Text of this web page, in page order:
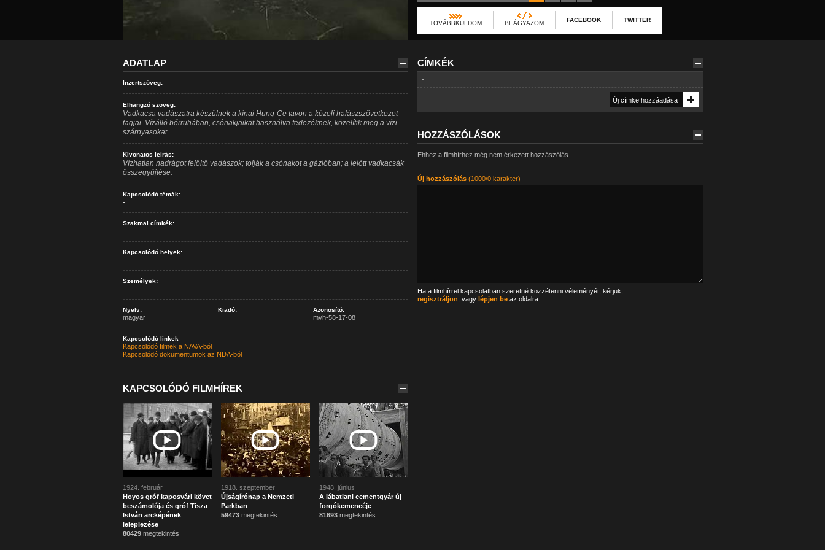
TOVÁBBKÜLDÖM BEÁGYAZOM FACEBOOK TWITTER
ADATLAP
Inzertszöveg:
Elhangzó szöveg:
Vadkacsa vadászatra készülnek a kínai Hung-Ce tavon a közeli halászszövetkezet
tagjai. Vízálló bőrruhában, csónakjaikat használva fedezéknek, közelítik meg a vízi
szárnyasokat.
Kivonatos leírás:
Vízhatlan nadrágot felöltő vadászok; tolják a csónakot a gázlóban; a lelőtt vadkacsák
összegyűjtése.
Kapcsolódó témák:
-
Szakmai címkék:
-
Kapcsolódó helyek:
-
Személyek:
-
Nyelv:
magyar
Kiadó: Azonosító:
mvh-58-17-08
Kapcsolódó linkek
Kapcsolódó filmek a NAVA-ból
Kapcsolódó dokumentumok az NDA-ból
KAPCSOLÓDÓ FILMHÍREK
1924. február
Hoyos gróf kaposvári követ
beszámolója és gróf Tisza
István arcképének
leleplezése
80429megtekintés
1918. szeptember
Újságírónap a Nemzeti
Parkban
59473megtekintés
1948. június
A lábatlani cementgyár új
forgókemencéje
81693megtekintés
CÍMKÉK
-
HOZZÁSZÓLÁSOK
Ehhez a filmhírhez még nem érkezett hozzászólás.
Új hozzászólás(1000/0 karakter)
Ha a filmhírrel kapcsolatban szeretné közzétenni véleményét, kérjük,
regisztráljon , vagy lépjen beaz oldalra.